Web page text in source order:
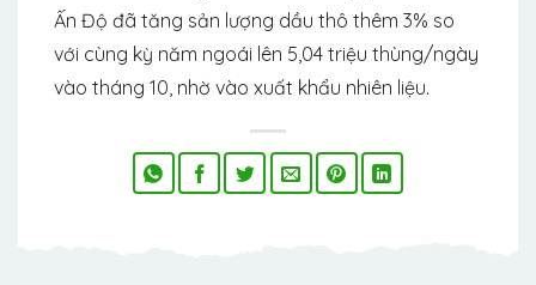
Ấn Độ đã tăng sản lượng dầu thô thêm 3% so
với cùng kỳ năm ngoái lên 5,04 triệu thùng/ngày
vào tháng 10, nhờ vào xuất khẩu nhiên liệu.